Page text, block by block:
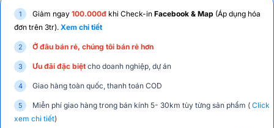
Giảm ngay 100.000đ khi Check-in Facebook & Map (Áp dụng hóa
đơn trên 3tr). Xem chi tiết
Ở đâu bán rẻ, chúng tôi bán rẻ hơn
Ưu đãi đặc biệt cho doanh nghiệp, dự án
Giao hàng toàn quốc, thanh toán COD
Miễn phí giao hàng trong bán kính 5- 30km tùy từng sản phẩm ( Click
xem chi tiết)